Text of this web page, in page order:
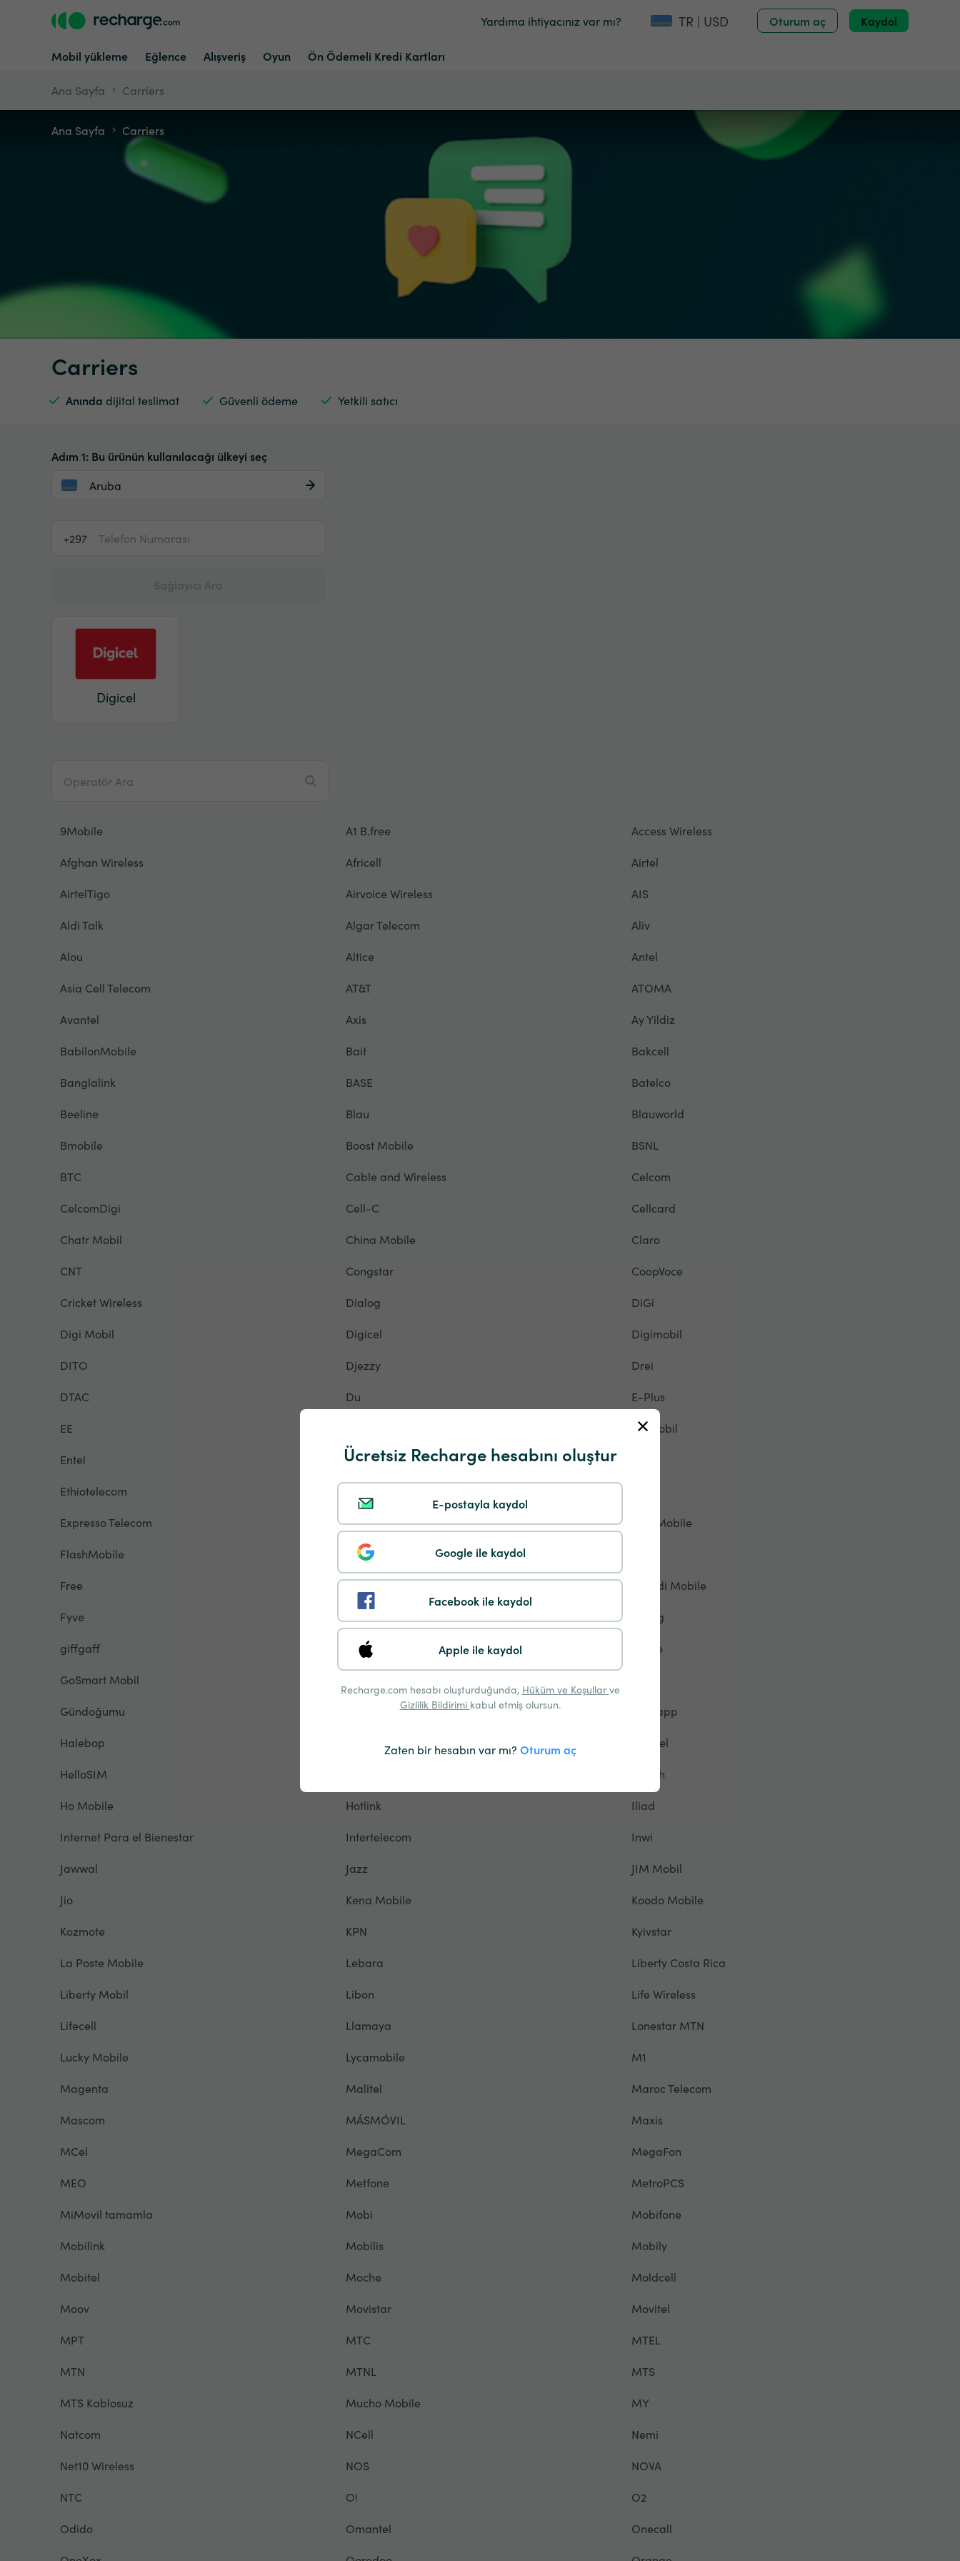
Yardıma ihtiyacınız var mı? TR | USD Oturum aç Kaydol
Mobil yükleme Eğlence Alışveriş Oyun Ön Ödemeli Kredi Kartları
Ücretsiz Recharge hesabını oluştur
E-postayla kaydol
Google ile kaydol
Facebook ile kaydol
Apple ile kaydol
Recharge.com hesabı oluşturduğunda, Hüküm ve Koşullar ve
Gizlilik Bildirimi kabul etmiş olursun.
Zaten bir hesabın var mı? Oturum aç
Ana Sayfa Carriers
Ana Sayfa Carriers
Carriers
Anında dijital teslimat Güvenli ödeme Yetkili satıcı
Adım 1: Bu ürünün kullanılacağı ülkeyi seç
Aruba
+297
Digicel
9Mobile A1 B.free
Access Wireless
Afghan Wireless
Africell
Airtel
AirtelTigo
Airvoice Wireless
AIS
Aldi Talk
Algar Telecom
Aliv
Alou
Altice
Antel
Asia Cell Telecom
AT&T
ATOMA
Avantel
Axis
Ay Yildiz
BabilonMobile
Bait
Bakcell
Banglalink
BASE
Batelco
Beeline
Blau
Blauworld
Bmobile
Boost Mobile
BSNL
BTC
Cable and Wireless
Celcom
CelcomDigi
Cell-C
Cellcard
Chatr Mobil
China Mobile
Claro
CNT
Congstar
CoopVoce
Cricket Wireless
Dialog
DiGi
Digi Mobil
Digicel
Digimobil
DITO
Djezzy
Drei
DTAC
Du
E-Plus
EE
Eir Mobil
Entel
Epic
Ethiotelecom
Expresso Telecom
Fastweb
Five Mobile
FlashMobile
Flow
Free
Freedom Mobile
Friendi Mobile
Fyve
Georg
giffgaff
Glo
Globe
GoSmart Mobil
Gündoğumu
H2O Wireless
Hablapp
Halebop
Halotel
HelloSIM
Heyah
Ho Mobile
Hotlink
Iliad
Internet Para el Bienestar
Intertelecom
Inwi
Jawwal
Jazz
JIM Mobil
Jio
Kena Mobile
Koodo Mobile
Kozmote
KPN
Kyivstar
La Poste Mobile
Lebara
Liberty Costa Rica
Liberty Mobil
Libon
Life Wireless
Lifecell
Llamaya
Lonestar MTN
Lucky Mobile
Lycamobile
M1
Magenta
Malitel
Maroc Telecom
Mascom
MÁSMÓVIL
Maxis
MCel
MegaCom
MegaFon
MEO
Metfone
MetroPCS
MiMovil tamamla
Mobi
Mobifone
Mobilink
Mobilis
Mobily
Mobitel
Moche
Moldcell
Moov
Movistar
Movitel
MPT
MTC
MTEL
MTN
MTNL
MTS
MTS Kablosuz
Mucho Mobile
MY
Natcom
NCell
Nemi
Net10 Wireless
NOS
NOVA
NTC
O!
O2
Odido
Omantel
Onecall